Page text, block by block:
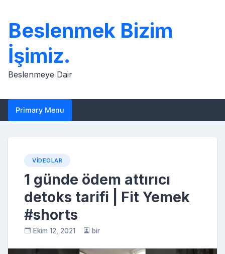
content
Beslenmek Bizim
İşimiz.
Beslenmeye Dair
Primary Menu
VIDEOLAR
1 günde ödem attırıcı
detoks tarifi | Fit Yemek
#shorts
Ekim 12, 2021 bir